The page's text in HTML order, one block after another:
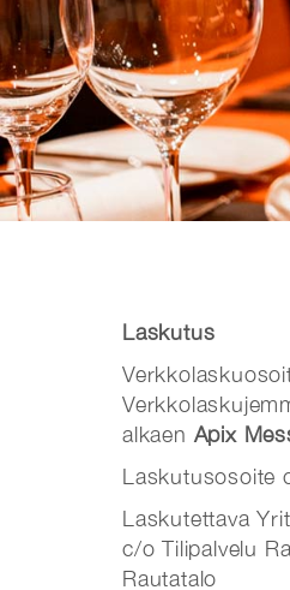
Laskutus
alkaen Apix
Laskutusosoite
Laskutettava
c/o Tilipalvelu
Rautatalo